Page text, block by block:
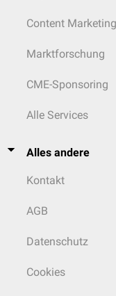
Content Marketing
Marktforschung
CME-Sponsoring
Alle Services
Alles andere
Kontakt
AGB
Datenschutz
Cookies